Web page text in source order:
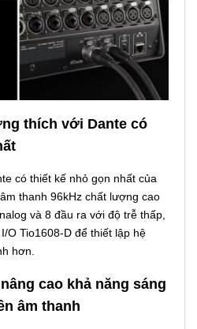
thích với Dante có
có thiết kế nhỏ gọn nhất của
thanh 96kHz chất lượng cao
và 8 đầu ra với độ trễ thấp,
O Tio1608-D để thiết lập hệ
hơn.
cao khả năng sáng
âm thanh